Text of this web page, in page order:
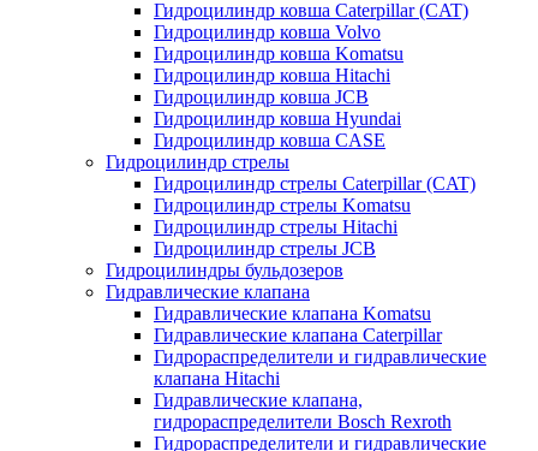
Гидроцилиндр ковша Caterpillar (CAT)
Гидроцилиндр ковша Volvo
Гидроцилиндр ковша Komatsu
Гидроцилиндр ковша Hitachi
Гидроцилиндр ковша JCB
Гидроцилиндр ковша Hyundai
Гидроцилиндр ковша CASE
Гидроцилиндр стрелы
Гидроцилиндр стрелы Caterpillar (CAT)
Гидроцилиндр стрелы Komatsu
Гидроцилиндр стрелы Hitachi
Гидроцилиндр стрелы JCB
Гидроцилиндры бульдозеров
Гидравлические клапана
Гидравлические клапана Komatsu
Гидравлические клапана Caterpillar
Гидрораспределители и гидравлические
клапана Hitachi
Гидравлические клапана,
гидрораспределители Bosch Rexroth
Гидрораспределители и гидравлические